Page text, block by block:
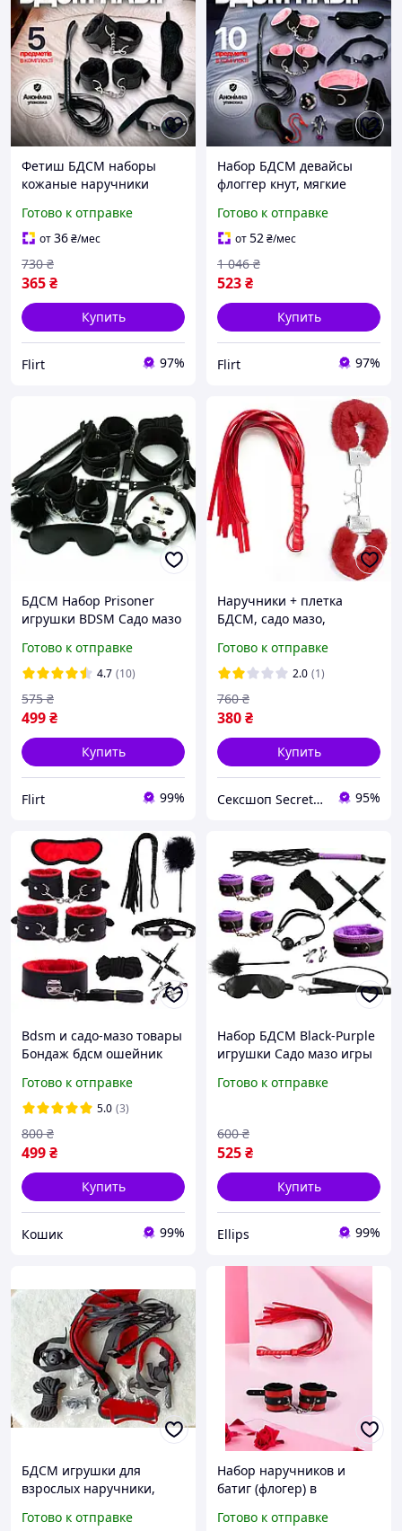
Фетиш БДСМ наборы
кожаные наручники
кляп шарик для
начинающих и опытных
Готово к отправке
от36₴/мес
365₴
730 ₴
Купить
Flirt 97%
Набор БДСМ девайсы
флоггер кнут, мягкие
ошейник с кляпом и
зажимы для сосков
Готово к отправке
от52₴/мес
523₴
1 046 ₴
Купить
Flirt 97%
БДСМ Набор Prisoner
игрушки BDSM Садо мазо
наручники, ошейник
Черный Flirt
Готово к отправке
4.7 (10)
499₴
575 ₴
Купить
Flirt 99%
Наручники + плетка
БДСМ, садо мазо,
игрушки
Готово к отправке
2.0 (1)
380₴
760 ₴
Купить
Сексшоп Secrettoys 95%
Bdsm и садо-мазо товары
Бондаж бдсм ошейник
Бдсм маска на глаза 10
аксессуаров
Готово к отправке
5.0 (3)
499₴
800 ₴
Купить
Кошик 99%
Набор БДСМ Black-Purple
игрушки Садо мазо игры
веревка, наручники
Готово к отправке
525₴
600 ₴
Купить
Ellips 99%
БДСМ игрушки для
взрослых наручники,
Готово к отправке
Набор наручников и
батиг (флогер) в
Готово к отправке